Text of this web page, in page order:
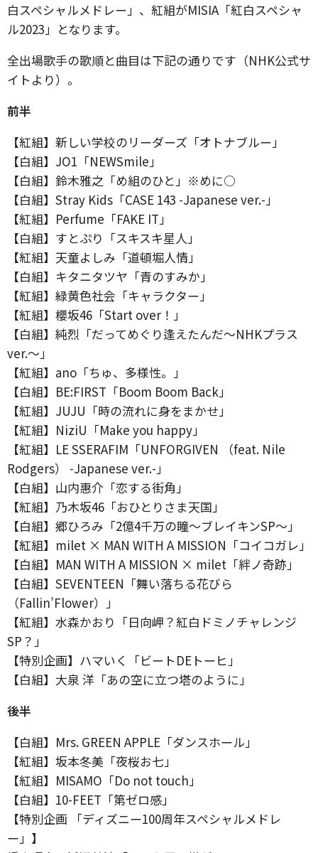
白スペシャルメドレー」、紅組がMISIA「紅白スペシャ
ル2023」となります。
全出場歌手の歌順と曲目は下記の通りです（NHK公式サ
イトより）。
前半
【紅組】新しい学校のリーダーズ「オトナブルー」
【白組】JO1「NEWSmile」
【白組】鈴木雅之「め組のひと」※めに○
【白組】Stray Kids「CASE 143 -Japanese ver.-」
【紅組】Perfume「FAKE IT」
【白組】すとぷり「スキスキ星人」
【紅組】天童よしみ「道頓堀人情」
【白組】キタニタツヤ「青のすみか」
【紅組】緑黄色社会「キャラクター」
【紅組】櫻坂46「Start over！」
【白組】純烈「だってめぐり逢えたんだ～NHKプラス
ver.～」
【紅組】ano「ちゅ、多様性。」
【白組】BE:FIRST「Boom Boom Back」
【紅組】JUJU「時の流れに身をまかせ」
【紅組】NiziU「Make you happy」
【紅組】LE SSERAFIM「UNFORGIVEN （feat. Nile
Rodgers） -Japanese ver.-」
【白組】山内惠介「恋する街角」
【紅組】乃木坂46「おひとりさま天国」
【白組】郷ひろみ「2億4千万の瞳～ブレイキンSP～」
【紅組】milet × MAN WITH A MISSION「コイコガレ」
【白組】MAN WITH A MISSION × milet「絆ノ奇跡」
【白組】SEVENTEEN「舞い落ちる花びら
（Fallin’Flower）」
【紅組】水森かおり「日向岬？紅白ドミノチャレンジ
SP？」
【特別企画】ハマいく「ビートDEトーヒ」
【白組】大泉 洋「あの空に立つ塔のように」
後半
【白組】Mrs. GREEN APPLE「ダンスホール」
【紅組】坂本冬美「夜桜お七」
【紅組】MISAMO「Do not touch」
【白組】10-FEET「第ゼロ感」
【特別企画 「ディズニー100周年スペシャルメドレ
ー」】